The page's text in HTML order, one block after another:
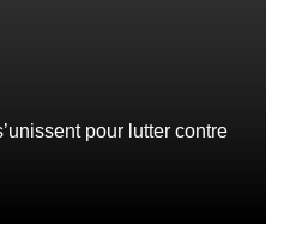
pour lutter contre